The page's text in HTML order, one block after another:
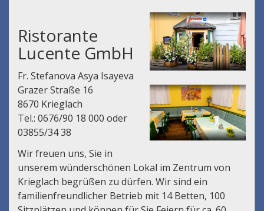
Ristorante
Lucente GmbH
Fr. Stefanova Asya Isayeva
Grazer Straße 16
8670 Krieglach
Tel.: 0676/90 18 000 oder
03855/34 38
Wir freuen uns, Sie in
unserem wünderschönen Lokal im Zentrum von
Krieglach begrüßen zu dürfen. Wir sind ein
familienfreundlicher Betrieb mit 14 Betten, 100